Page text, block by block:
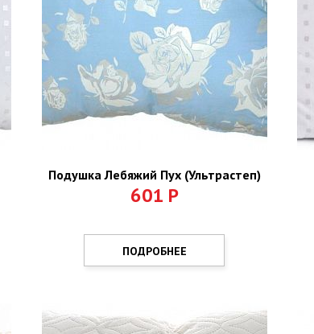
Подушка Лебяжий Пух (Ультрастеп)
601 Р
ПОДРОБНЕЕ